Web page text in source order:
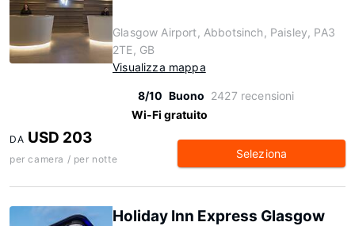
Glasgow Airport, Abbotsinch, Paisley, PA3
2TE, GB
Visualizza mappa
8/10 Buono 2427 recensioni
Wi-Fi gratuito
DA USD 203
per camera / per notte Seleziona
Holiday Inn Express Glasgow